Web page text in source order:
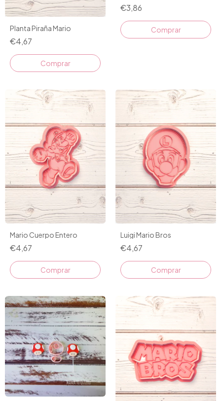
Planta Piraña Mario
€4,67
Comprar
€3,86
Mario Cuerpo Entero
€4,67
Comprar
Luigi Mario Bros
€4,67
Comprar